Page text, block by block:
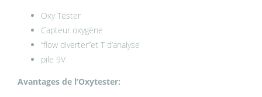
Oxy Tester
Capteur oxygène
“flow diverter”et T d’analyse
pile 9V
Avantages de l’Oxytester: